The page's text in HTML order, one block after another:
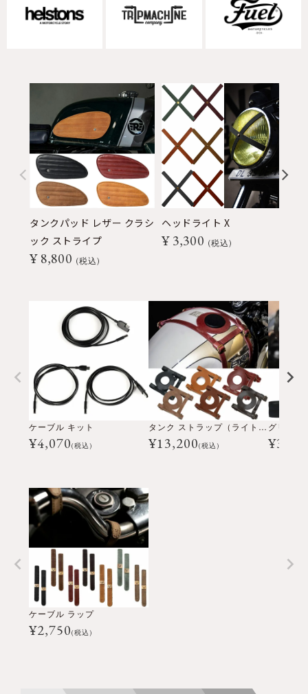
タンクパッド レザー クラシ
ック ストライプ
¥ 8,800 税込
ヘッドライト X
¥ 3,300 税込
ケーブル キット
¥4,070(税込)
タンク ストラップ（ライトサイドキャップ用）
¥13,200(税込)
グリップ
¥
ケーブル ラップ
¥2,750(税込)